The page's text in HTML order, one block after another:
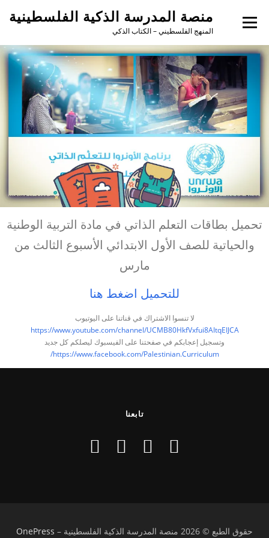
منصة المدرسة الذكية الفلسطينية
المنهج الفلسطيني – الكتاب الذكي
القائمة
تحميل بطاقات التعلم الذاتي في مادة التربية الوطنية
والحياتية للصف الأول الابتدائي الأسبوع الثالث من
مارس
للتحميل اضغط هنا
لا تنسوا الاشتراك في قناتنا على اليوتيوب
https://www.youtube.com/channel/UCMB80HkfVxfui8AItqEIJCA
وتسجيل إعجابكم في صفحتنا على الفيسبوك ليصلكم كل جديد
https://www.facebook.com/Palestinian.Curriculum/
تابعنا
حقوق الطبع © 2026 منصة المدرسة الذكية الفلسطينية –
OnePress